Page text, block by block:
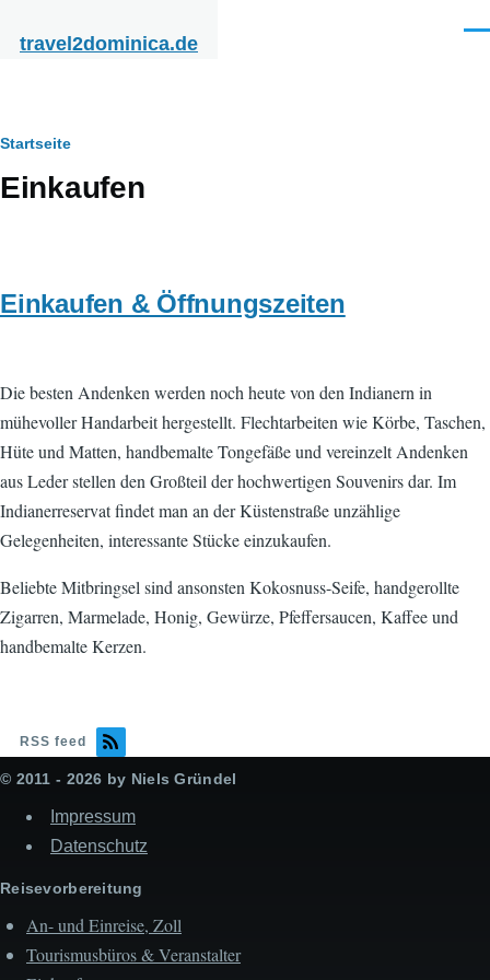
travel2dominica.de
Pfadnavigation
Startseite
Einkaufen
Einkaufen & Öffnungszeiten
Die besten Andenken werden noch heute von den Indianern in
mühevoller Handarbeit hergestellt. Flechtarbeiten wie Körbe, Taschen,
Hüte und Matten, handbemalte Tongefäße und vereinzelt Andenken
aus Leder stellen den Großteil der hochwertigen Souvenirs dar. Im
Indianerreservat findet man an der Küstenstraße unzählige
Gelegenheiten, interessante Stücke einzukaufen.
Beliebte Mitbringsel sind ansonsten Kokosnuss-Seife, handgerollte
Zigarren, Marmelade, Honig, Gewürze, Pfeffersaucen, Kaffee und
handbemalte Kerzen.
RSS feed
© 2011 - 2026 by Niels Gründel
Impressum
Datenschutz
Reisevorbereitung
An- und Einreise, Zoll
Tourismusbüros & Veranstalter